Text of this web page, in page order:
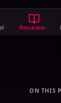
Recursos
ON THIS